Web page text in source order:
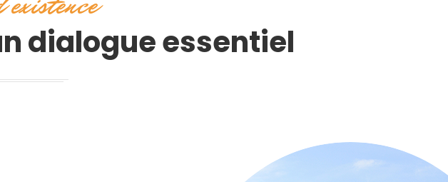
dialogue essentiel